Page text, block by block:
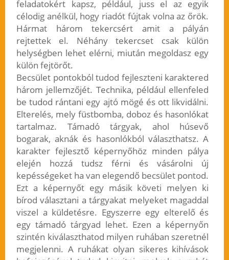
feladatokért kapsz, például, juss el az egyik
célodig anélkül, hogy riadót fújtak volna az őrök.
Hármat három tekercsért amit a pályán
rejtettek el. Néhány tekercset csak külön
helységben lehet elérni, miután megoldasz egy
külön fejtörőt.
Becsület pontokból tudod fejleszteni karaktered
három jellemzőjét. Technika, például ellenfeled
be tudod rántani egy ajtó mögé és ott likvidálni.
Elterelés, mely füstbomba, doboz és hasonlókat
tartalmaz. Támadó tárgyak, ahol húsevő
bogarak, aknák és hasonlókból választhatsz. A
karakter fejlesztő képernyőhöz minden pálya
elején hozzá tudsz férni és vásárolni új
kepésségeket ha van elegendő becsület pontod.
Ezt a képernyőt egy másik követi melyen ki
bírod választani a tárgyakat melyeket magaddal
viszel a küldetésre. Egyszerre egy elterelő és
egy támadó tárgyad lehet. Ezen a képernyőn
szintén kiválaszthatod milyen ruhában szeretnél
megjelenni. A ruhákat olyan sikeres kihívások